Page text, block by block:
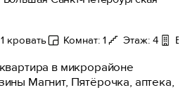
1 кровать Комнат: 1 Этаж: 4
в микрорайоне
Магнит, Пятёрочка, аптека,